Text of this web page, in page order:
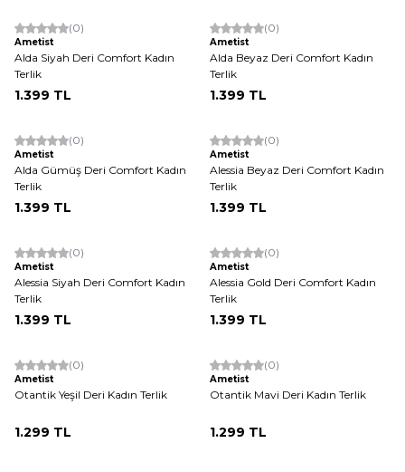
Yeni (0)
Ametist
Alda Siyah Deri Comfort Kadın
Terlik
1.399 TL
Yeni (0)
Ametist
Alda Beyaz Deri Comfort Kadın
Terlik
1.399 TL
Yeni (0)
Ametist
Alda Gümüş Deri Comfort Kadın
Terlik
1.399 TL
Yeni (0)
Ametist
Alessia Beyaz Deri Comfort Kadın
Terlik
1.399 TL
Yeni (0)
Ametist
Alessia Siyah Deri Comfort Kadın
Terlik
1.399 TL
Yeni (0)
Ametist
Alessia Gold Deri Comfort Kadın
Terlik
1.399 TL
Yeni (0)
Ametist
Otantik Yeşil Deri Kadın Terlik
1.299 TL
Yeni (0)
Ametist
Otantik Mavi Deri Kadın Terlik
1.299 TL